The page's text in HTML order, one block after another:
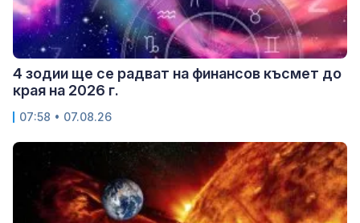
4 зодии ще се радват на финансов късмет до
края на 2026 г.
07:58 • 07.08.26